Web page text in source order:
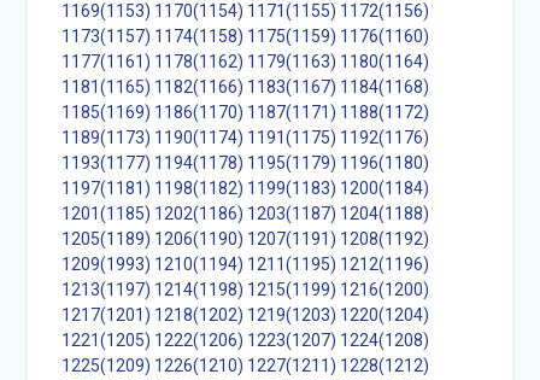
1169(1153) 1170(1154) 1171(1155) 1172(1156)
1173(1157) 1174(1158) 1175(1159) 1176(1160)
1177(1161) 1178(1162) 1179(1163) 1180(1164)
1181(1165) 1182(1166) 1183(1167) 1184(1168)
1185(1169) 1186(1170) 1187(1171) 1188(1172)
1189(1173) 1190(1174) 1191(1175) 1192(1176)
1193(1177) 1194(1178) 1195(1179) 1196(1180)
1197(1181) 1198(1182) 1199(1183) 1200(1184)
1201(1185) 1202(1186) 1203(1187) 1204(1188)
1205(1189) 1206(1190) 1207(1191) 1208(1192)
1209(1993) 1210(1194) 1211(1195) 1212(1196)
1213(1197) 1214(1198) 1215(1199) 1216(1200)
1217(1201) 1218(1202) 1219(1203) 1220(1204)
1221(1205) 1222(1206) 1223(1207) 1224(1208)
1225(1209) 1226(1210) 1227(1211) 1228(1212)